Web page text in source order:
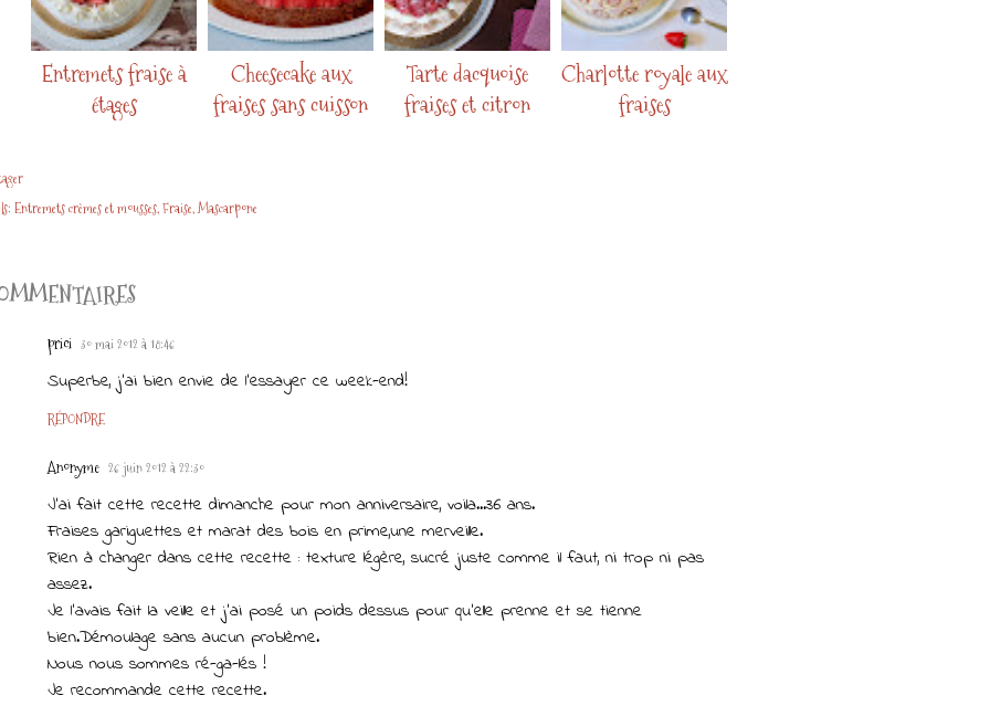
Entremets fraise à
étages
Cheesecake aux
fraises sans cuisson
Tarte dacquoise
fraises et citron
Charlotte royale aux
fraises
Entremets crèmes et mousses Fraise Mascarpone
prici 30 mai 2012 à 18:46
Superbe, j'ai bien envie de l'essayer ce week-end!
RÉPONDRE
Anonyme 26 juin 2012 à 22:30
J'ai fait cette recette dimanche pour mon anniversaire, voila...36 ans.
Fraises gariguettes et marat des bois en prime,une merveille.
Rien à changer dans cette recette : texture légère, sucré juste comme il faut, ni trop ni pas
assez.
Je l'avais fait la veille et j'ai posé un poids dessus pour qu'elle prenne et se tienne
bien.Démoulage sans aucun problème.
Nous nous sommes ré-ga-lés !
Je recommande cette recette.